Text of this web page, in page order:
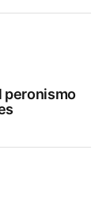
peronismo